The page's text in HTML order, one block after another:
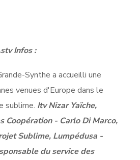
Infos :
Synthe a accueilli une
venues d'Europe dans le
sublime. Itv Nizar Yaïche,
Coopération - Carlo Di Marco,
Sublime, Lumpédusa -
du service des